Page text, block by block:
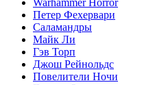
Warhammer Horror
Петер Фехервари
Саламандры
Майк Ли
Гэв Торп
Джош Рейнольдс
Повелители Ночи